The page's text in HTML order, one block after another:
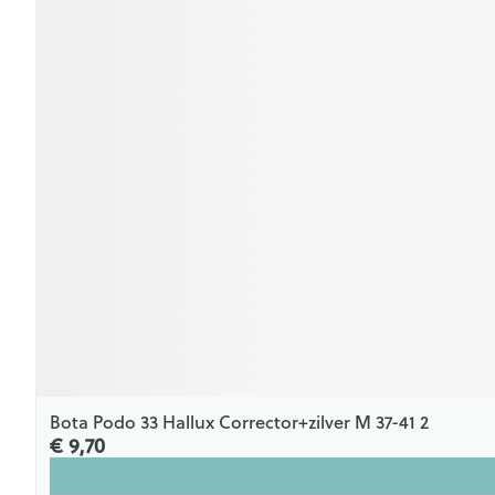
Bota Podo 33 Hallux Corrector+zilver M 37-41 2
€ 9,70